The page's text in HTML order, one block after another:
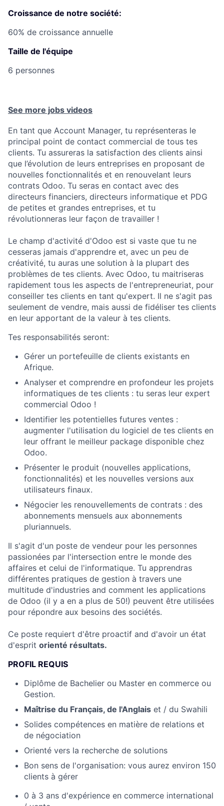
Croissance de notre société:
60% de croissance annuelle
Taille de l'équipe
6 personnes
See more jobs videos
En tant que Account Manager, tu représenteras le
principal point de contact commercial de tous tes
clients. Tu assureras la satisfaction des clients ainsi
que l’évolution de leurs entreprises en proposant de
nouvelles fonctionnalités et en renouvelant leurs
contrats Odoo. Tu seras en contact avec des
directeurs financiers, directeurs informatique et PDG
de petites et grandes entreprises, et tu
révolutionneras leur façon de travailler !​
Le champ d'activité d'Odoo est si vaste que tu ne
cesseras jamais d'apprendre et, avec un peu de
créativité, tu auras une solution à la plupart des
problèmes de tes clients. Avec Odoo, tu maitriseras
rapidement tous les aspects de l'entrepreneuriat, pour
conseiller tes clients en tant qu'expert. Il ne s'agit pas
seulement de vendre, mais aussi de fidéliser tes clients
en leur apportant de la valeur à tes clients.
Tes responsabilités seront:
Gérer un portefeuille de clients existants en
Afrique.
Analyser et comprendre en profondeur les projets
informatiques de tes clients : tu seras leur expert
commercial Odoo !
Identifier les potentielles futures ventes :
augmenter l'utilisation du logiciel de tes clients en
leur offrant le meilleur package disponible chez
Odoo.
Présenter le produit (nouvelles applications,
fonctionnalités) et les nouvelles versions aux
utilisateurs finaux.
Négocier les renouvellements de contrats : des
abonnements mensuels aux abonnements
pluriannuels.
Il s'agit d'un poste de vendeur pour les personnes
passionées par l'intersection entre le monde des
affaires et celui de l'informatique. Tu apprendras
différentes pratiques de gestion à travers une
multitude d'industries and comment les applications
de Odoo (il y a en a plus de 50!) peuvent être utilisées
pour répondre aux besoins des sociétés.
Ce poste requiert d'être proactif and d'avoir un état
d'esprit orienté résultats.
PROFIL REQUIS
Diplôme de Bachelier ou Master en commerce ou
Gestion.
Maîtrise du Français, de l'Anglais et / du Swahili
Solides compétences en matière de relations et
de négociation
Orienté vers la recherche de solutions
Bon sens de l'organisation: vous aurez environ 150
clients à gérer
0 à 3 ans d'expérience en commerce international